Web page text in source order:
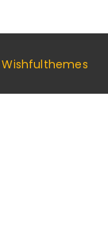
Wishfulthemes